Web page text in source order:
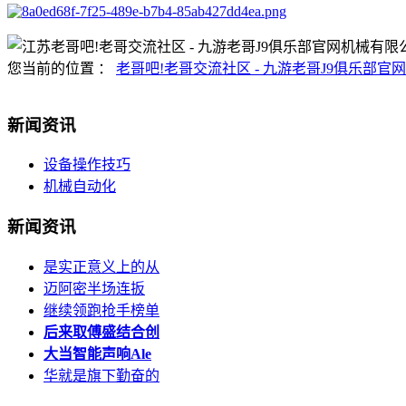
您当前的位置 ： 老哥吧!老哥交流社区 - 九游老哥J9俱乐部官网
新闻资讯
设备操作技巧
机械自动化
新闻资讯
是实正意义上的从
迈阿密半场连扳
继续领跑抢手榜单
后来取傅盛结合创
大当智能声响Ale
华就是旗下勤奋的